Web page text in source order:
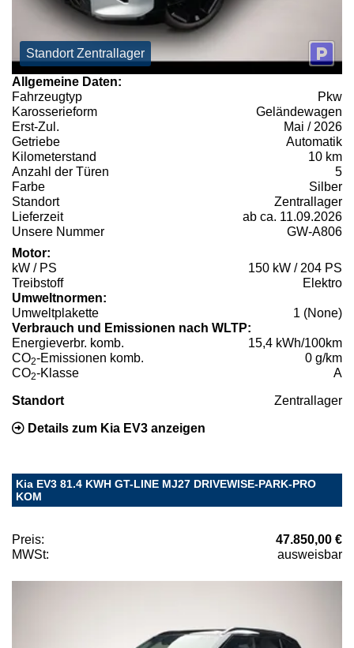
Standort Zentrallager
Allgemeine Daten:
Fahrzeugtyp
Pkw
Karosserieform
Geländewagen
Erst-Zul.
Mai / 2026
Getriebe
Automatik
Kilometerstand
10 km
Anzahl der Türen
5
Farbe
Silber
Standort
Zentrallager
Lieferzeit
ab ca. 11.09.2026
Unsere Nummer
GW-A806
Motor:
kW / PS
150 kW / 204 PS
Treibstoff
Elektro
Umweltnormen:
Umweltplakette
1 (None)
Verbrauch und Emissionen nach WLTP:
Energieverbr. komb.
15,4 kWh/100km
CO2-Emissionen komb.
0 g/km
CO2-Klasse A
Standort Zentrallager
Details zum Kia EV3 anzeigen
Kia EV3 81.4 KWH GT-LINE MJ27 DRIVEWISE-PARK-PRO
KOM
Preis:
47.850,00 €
MWSt:
ausweisbar